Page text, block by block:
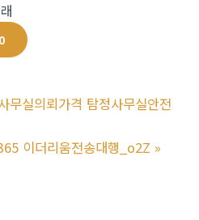
0
실의뢰가격 탐정사무실안전
이더리움전송대행_o2Z »